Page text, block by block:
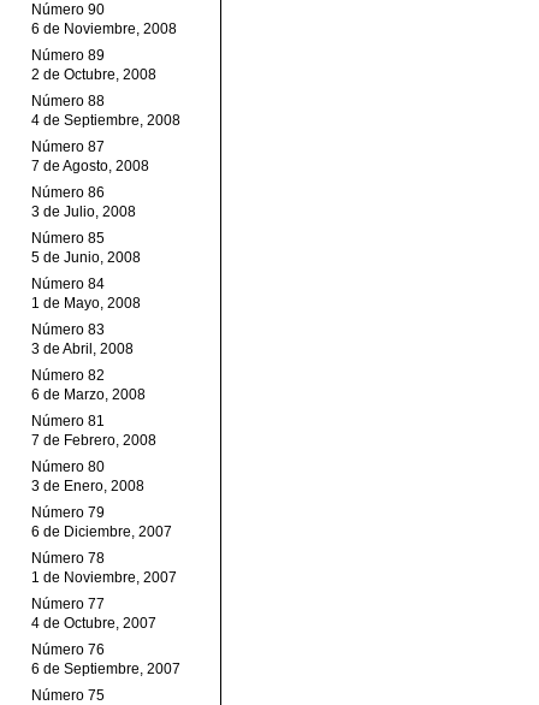
Número 90
6 de Noviembre, 2008
Número 89
2 de Octubre, 2008
Número 88
4 de Septiembre, 2008
Número 87
7 de Agosto, 2008
Número 86
3 de Julio, 2008
Número 85
5 de Junio, 2008
Número 84
1 de Mayo, 2008
Número 83
3 de Abril, 2008
Número 82
6 de Marzo, 2008
Número 81
7 de Febrero, 2008
Número 80
3 de Enero, 2008
Número 79
6 de Diciembre, 2007
Número 78
1 de Noviembre, 2007
Número 77
4 de Octubre, 2007
Número 76
6 de Septiembre, 2007
Número 75